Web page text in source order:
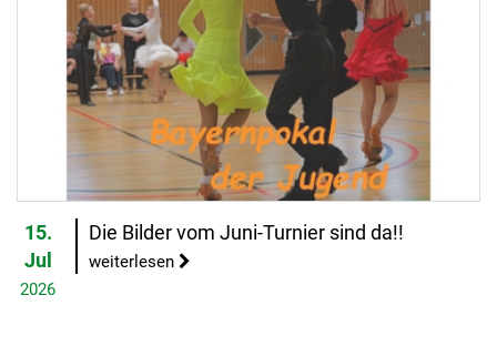
15.
Jul
2026
Die Bilder vom Juni-Turnier sind da!!
weiterlesen